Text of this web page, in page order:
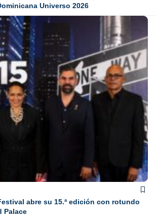
Universo 2026
abre su 15.ª edición con rotundo
Palace